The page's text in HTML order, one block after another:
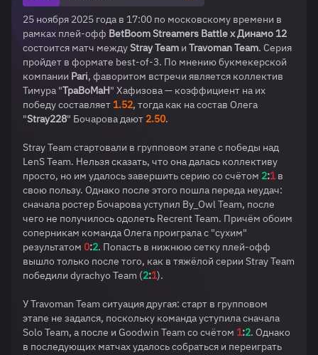
25 ноября 2025 года в 17:00 по московскому времени в
рамках плей-офф BetBoom Streamers Battle x Динамо 12
состоится матч междуStray Team и Travoman Team. Серия
пройдет в формате best-of-3. По мнению букмекерской
компании Pari, фаворитом встречи является коллектив
Тимура "TpaBoMaH" Хафизова — коэффициент на их
победу составляет1.52, тогда как на состав Олега
"Stray228" Бочарова дают 2.50.
Stray Team стартовали в групповом этапе с победы над
LenS Team. Нельзя сказать, что она далась коллективу
просто, но им удалось завершить серию со счётом 2:1в
свою пользу. Однако после этого пошла переда неудач:
сначала ростер Бочарова уступил By_Owl Team, после
чего не получилось одолеть Recrent Team. Причём обоим
соперникам команда Олега проиграла с "сухим"
результатом 0:2. Попасть в нижнюю сетку плей-офф
вышло только после того, как в тяжёлой серии Stray Team
победили dyrachyo Team (2:1).
У Travoman Team ситуация другая: старт в групповом
этапе не задался, поскольку команда уступила сначала
Solo Team, а после и Goodwin Team со счётом 1:2. Однако
в последующих матчах удалось собраться и переиграть